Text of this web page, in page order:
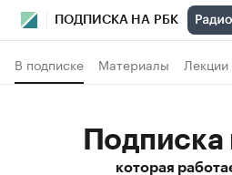
ПОДПИСКА НА РБК
В подписке Материалы Лекции
Подписка
которая